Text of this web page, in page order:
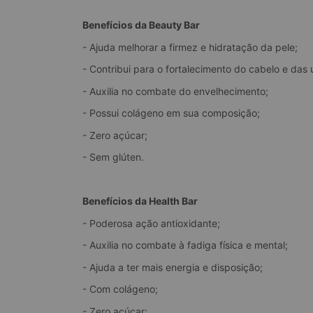
Benefícios da Beauty Bar
- Ajuda melhorar a firmez e hidratação da pele;
- Contribui para o fortalecimento do cabelo e das
- Auxilia no combate do envelhecimento;
- Possui colágeno em sua composição;
- Zero açúcar;
- Sem glúten.
Benefícios da Health Bar
- Poderosa ação antioxidante;
- Auxilia no combate à fadiga física e mental;
- Ajuda a ter mais energia e disposição;
- Com colágeno;